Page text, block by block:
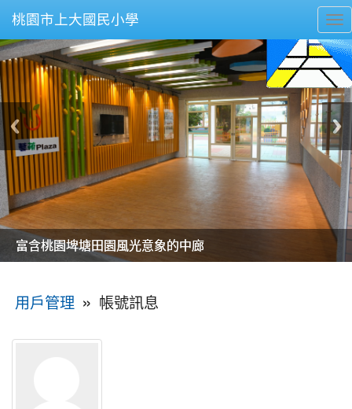
桃園市上大國民小學
美麗的操場是我們活力的來源
美麗的操場是我們活力的來源
煥然一新的小司令台
煥然一新的小司令台
富含桃園埤塘田園風光意象的中廊
富含桃園埤塘田園風光意象的中廊
嶄新的中庭廣場
嶄新的中庭廣場
水生池生生不息
水生池生生不息
用戶管理 » 帳號訊息